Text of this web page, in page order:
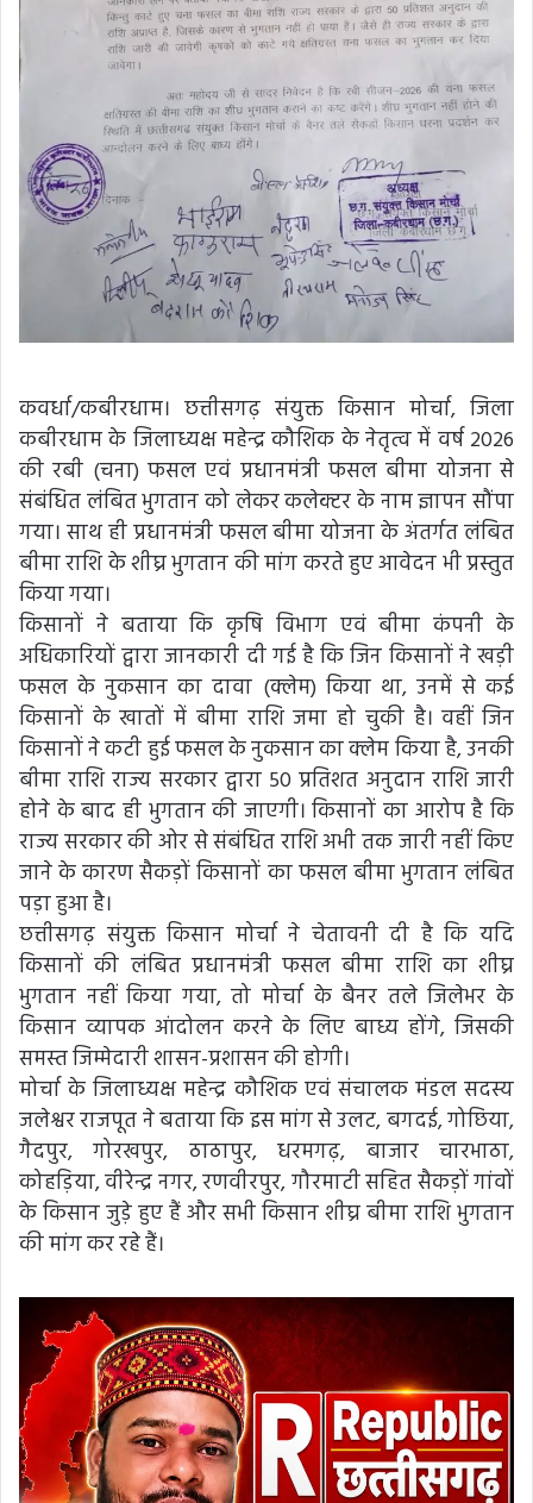
कवर्धा/कबीरधाम। छत्तीसगढ़ संयुक्त किसान मोर्चा, जिला
कबीरधाम के जिलाध्यक्ष महेन्द्र कौशिक के नेतृत्व में वर्ष 2026
की रबी (चना) फसल एवं प्रधानमंत्री फसल बीमा योजना से
संबंधित लंबित भुगतान को लेकर कलेक्टर के नाम ज्ञापन सौंपा
गया। साथ ही प्रधानमंत्री फसल बीमा योजना के अंतर्गत लंबित
बीमा राशि के शीघ्र भुगतान की मांग करते हुए आवेदन भी प्रस्तुत
किया गया।
किसानों ने बताया कि कृषि विभाग एवं बीमा कंपनी के
अधिकारियों द्वारा जानकारी दी गई है कि जिन किसानों ने खड़ी
फसल के नुकसान का दावा (क्लेम) किया था, उनमें से कई
किसानों के खातों में बीमा राशि जमा हो चुकी है। वहीं जिन
किसानों ने कटी हुई फसल के नुकसान का क्लेम किया है, उनकी
बीमा राशि राज्य सरकार द्वारा 50 प्रतिशत अनुदान राशि जारी
होने के बाद ही भुगतान की जाएगी। किसानों का आरोप है कि
राज्य सरकार की ओर से संबंधित राशि अभी तक जारी नहीं किए
जाने के कारण सैकड़ों किसानों का फसल बीमा भुगतान लंबित
पड़ा हुआ है।
छत्तीसगढ़ संयुक्त किसान मोर्चा ने चेतावनी दी है कि यदि
किसानों की लंबित प्रधानमंत्री फसल बीमा राशि का शीघ्र
भुगतान नहीं किया गया, तो मोर्चा के बैनर तले जिलेभर के
किसान व्यापक आंदोलन करने के लिए बाध्य होंगे, जिसकी
समस्त जिम्मेदारी शासन-प्रशासन की होगी।
मोर्चा के जिलाध्यक्ष महेन्द्र कौशिक एवं संचालक मंडल सदस्य
जलेश्वर राजपूत ने बताया कि इस मांग से उलट, बगदई, गोछिया,
गैदपुर, गोरखपुर, ठाठापुर, धरमगढ़, बाजार चारभाठा,
कोहड़िया, वीरेन्द्र नगर, रणवीरपुर, गौरमाटी सहित सैकड़ों गांवों
के किसान जुड़े हुए हैं और सभी किसान शीघ्र बीमा राशि भुगतान
की मांग कर रहे हैं।